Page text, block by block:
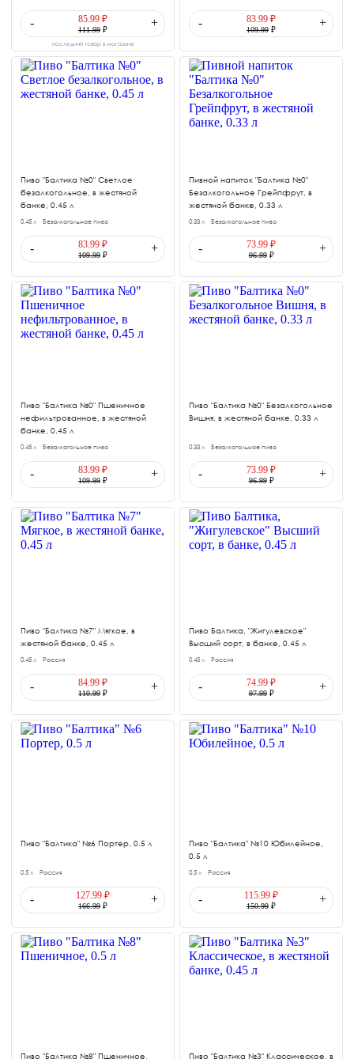
- 85.99 ₽
111.99 ₽
+
последний товар в магазине
- 83.99 ₽
109.99 ₽
+
Пиво "Балтика №0" Светлое
безалкогольное, в жестяной
банке, 0.45 л
0.45 л Безалкогольное пиво
- 83.99 ₽
109.99 ₽
+
Пивной напиток "Балтика №0"
Безалкогольное Грейпфрут, в
жестяной банке, 0.33 л
0.33 л Безалкогольное пиво
- 73.99 ₽
96.99₽
+
Пиво "Балтика №0" Пшеничное
нефильтрованное, в жестяной
банке, 0.45 л
0.45 л Безалкогольное пиво
- 83.99 ₽
109.99 ₽
+
Пиво "Балтика №0" Безалкогольное
Вишня, в жестяной банке, 0.33 л
0.33 л Безалкогольное пиво
- 73.99 ₽
96.99₽
+
Пиво "Балтика №7" Мягкое, в
жестяной банке, 0.45 л
0.45 л Россия
- 84.99 ₽
110.99 ₽
+
Пиво Балтика, "Жигулевское"
Высший сорт, в банке, 0.45 л
0.45 л Россия
- 74.99 ₽
97.99₽
+
Пиво "Балтика" №6 Портер, 0.5 л
0.5 л Россия
- 127.99 ₽
166.99 ₽
+
Пиво "Балтика" №10 Юбилейное,
0.5 л
0.5 л Россия
- 115.99 ₽
150.99 ₽
+
Пиво "Балтика №8" Пшеничное, Пиво "Балтика №3" Классическое, в